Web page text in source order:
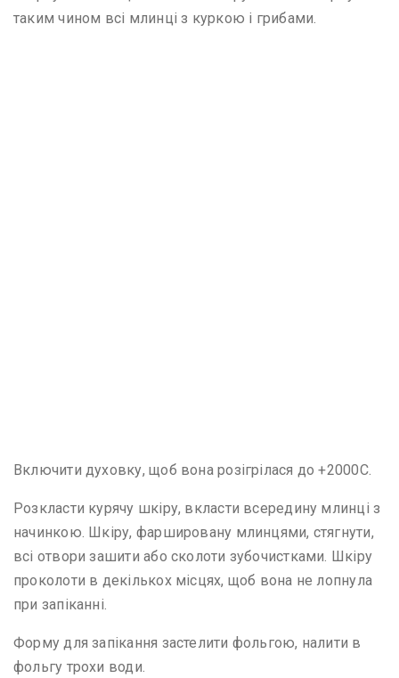
таким чином всі млинці з куркою і грибами.
Включити духовку, щоб вона розігрілася до +2000С.
Розкласти курячу шкіру, вкласти всередину млинці з
начинкою. Шкіру, фаршировану млинцями, стягнути,
всі отвори зашити або сколоти зубочистками. Шкіру
проколоти в декількох місцях, щоб вона не лопнула
при запіканні.
Форму для запікання застелити фольгою, налити в
фольгу трохи води.